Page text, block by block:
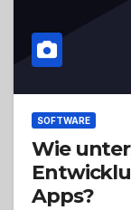
SOFTWARE
Wie
Apps?